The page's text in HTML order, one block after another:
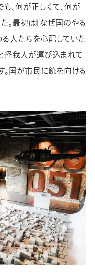
、何が正しくて、何が
。最初は『なぜ国のやる
る人たちを心配していた
怪我人が運び込まれて
。国が市民に銃を向ける